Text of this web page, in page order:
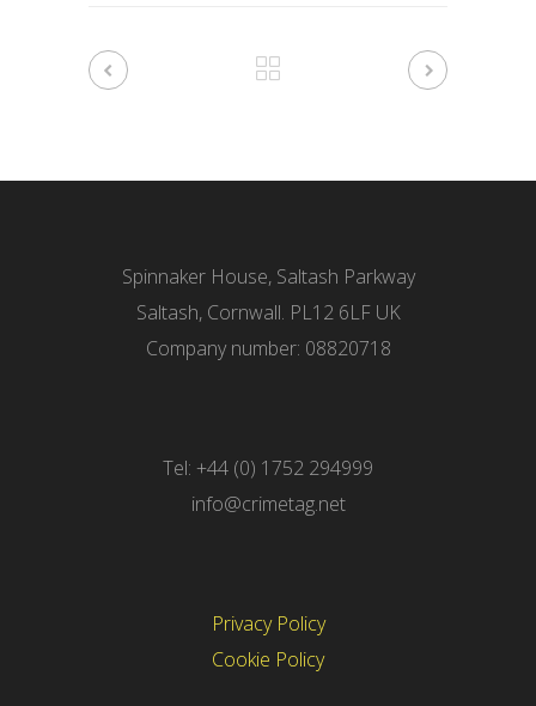
Spinnaker House, Saltash Parkway
Saltash, Cornwall. PL12 6LF UK
Company number: 08820718
Tel: +44 (0) 1752 294999
info@crimetag.net
Privacy Policy
Cookie Policy